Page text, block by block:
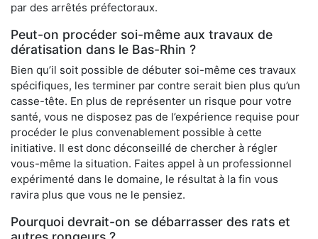
par des arrêtés préfectoraux.
Peut-on procéder soi-même aux travaux de
dératisation dans le Bas-Rhin ?
Bien qu’il soit possible de débuter soi-même ces travaux
spécifiques, les terminer par contre serait bien plus qu’un
casse-tête. En plus de représenter un risque pour votre
santé, vous ne disposez pas de l’expérience requise pour
procéder le plus convenablement possible à cette
initiative. Il est donc déconseillé de chercher à régler
vous-même la situation. Faites appel à un professionnel
expérimenté dans le domaine, le résultat à la fin vous
ravira plus que vous ne le pensiez.
Pourquoi devrait-on se débarrasser des rats et